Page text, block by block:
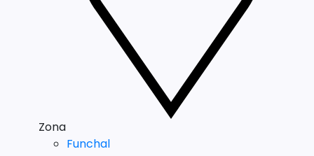
Zona
Funchal